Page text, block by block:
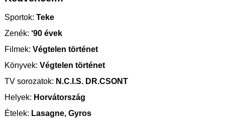
Sportok: Teke
Zenék: ‘90 évek
Filmek: Végtelen történet
Könyvek: Végtelen történet
TV sorozatok: N.C.I.S. DR.CSONT
Helyek: Horvátország
Ételek: Lasagne, Gyros